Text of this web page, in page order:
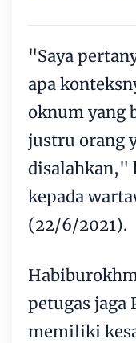
"Saya
apa
oknum yang
justru orang
disalahkan,"
kepada
(22/6/2021).
petugas jaga
memiliki